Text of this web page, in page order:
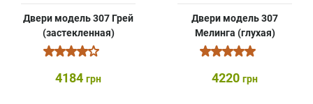
Двери модель 307 Грей
(застекленная)
4184 грн
Двери модель 307
Мелинга (глухая)
4220 грн